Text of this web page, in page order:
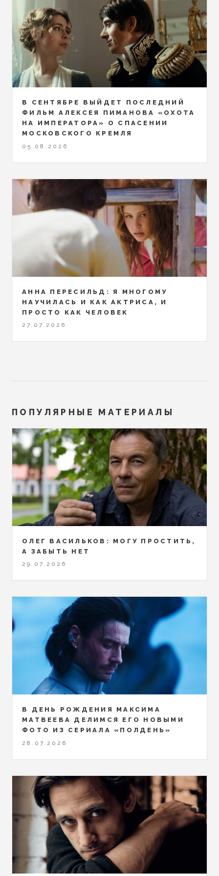
В СЕНТЯБРЕ ВЫЙДЕТ ПОСЛЕДНИЙ
ФИЛЬМ АЛЕКСЕЯ ПИМАНОВА «ОХОТА
НА ИМПЕРАТОРА» О СПАСЕНИИ
МОСКОВСКОГО КРЕМЛЯ
05.08.2026
АННА ПЕРЕСИЛЬД: Я МНОГОМУ
НАУЧИЛАСЬ И КАК АКТРИСА, И
ПРОСТО КАК ЧЕЛОВЕК
27.07.2026
ПОПУЛЯРНЫЕ МАТЕРИАЛЫ
ОЛЕГ ВАСИЛЬКОВ: МОГУ ПРОСТИТЬ,
А ЗАБЫТЬ НЕТ
29.07.2026
В ДЕНЬ РОЖДЕНИЯ МАКСИМА
МАТВЕЕВА ДЕЛИМСЯ ЕГО НОВЫМИ
ФОТО ИЗ СЕРИАЛА «ПОЛДЕНЬ»
28.07.2026